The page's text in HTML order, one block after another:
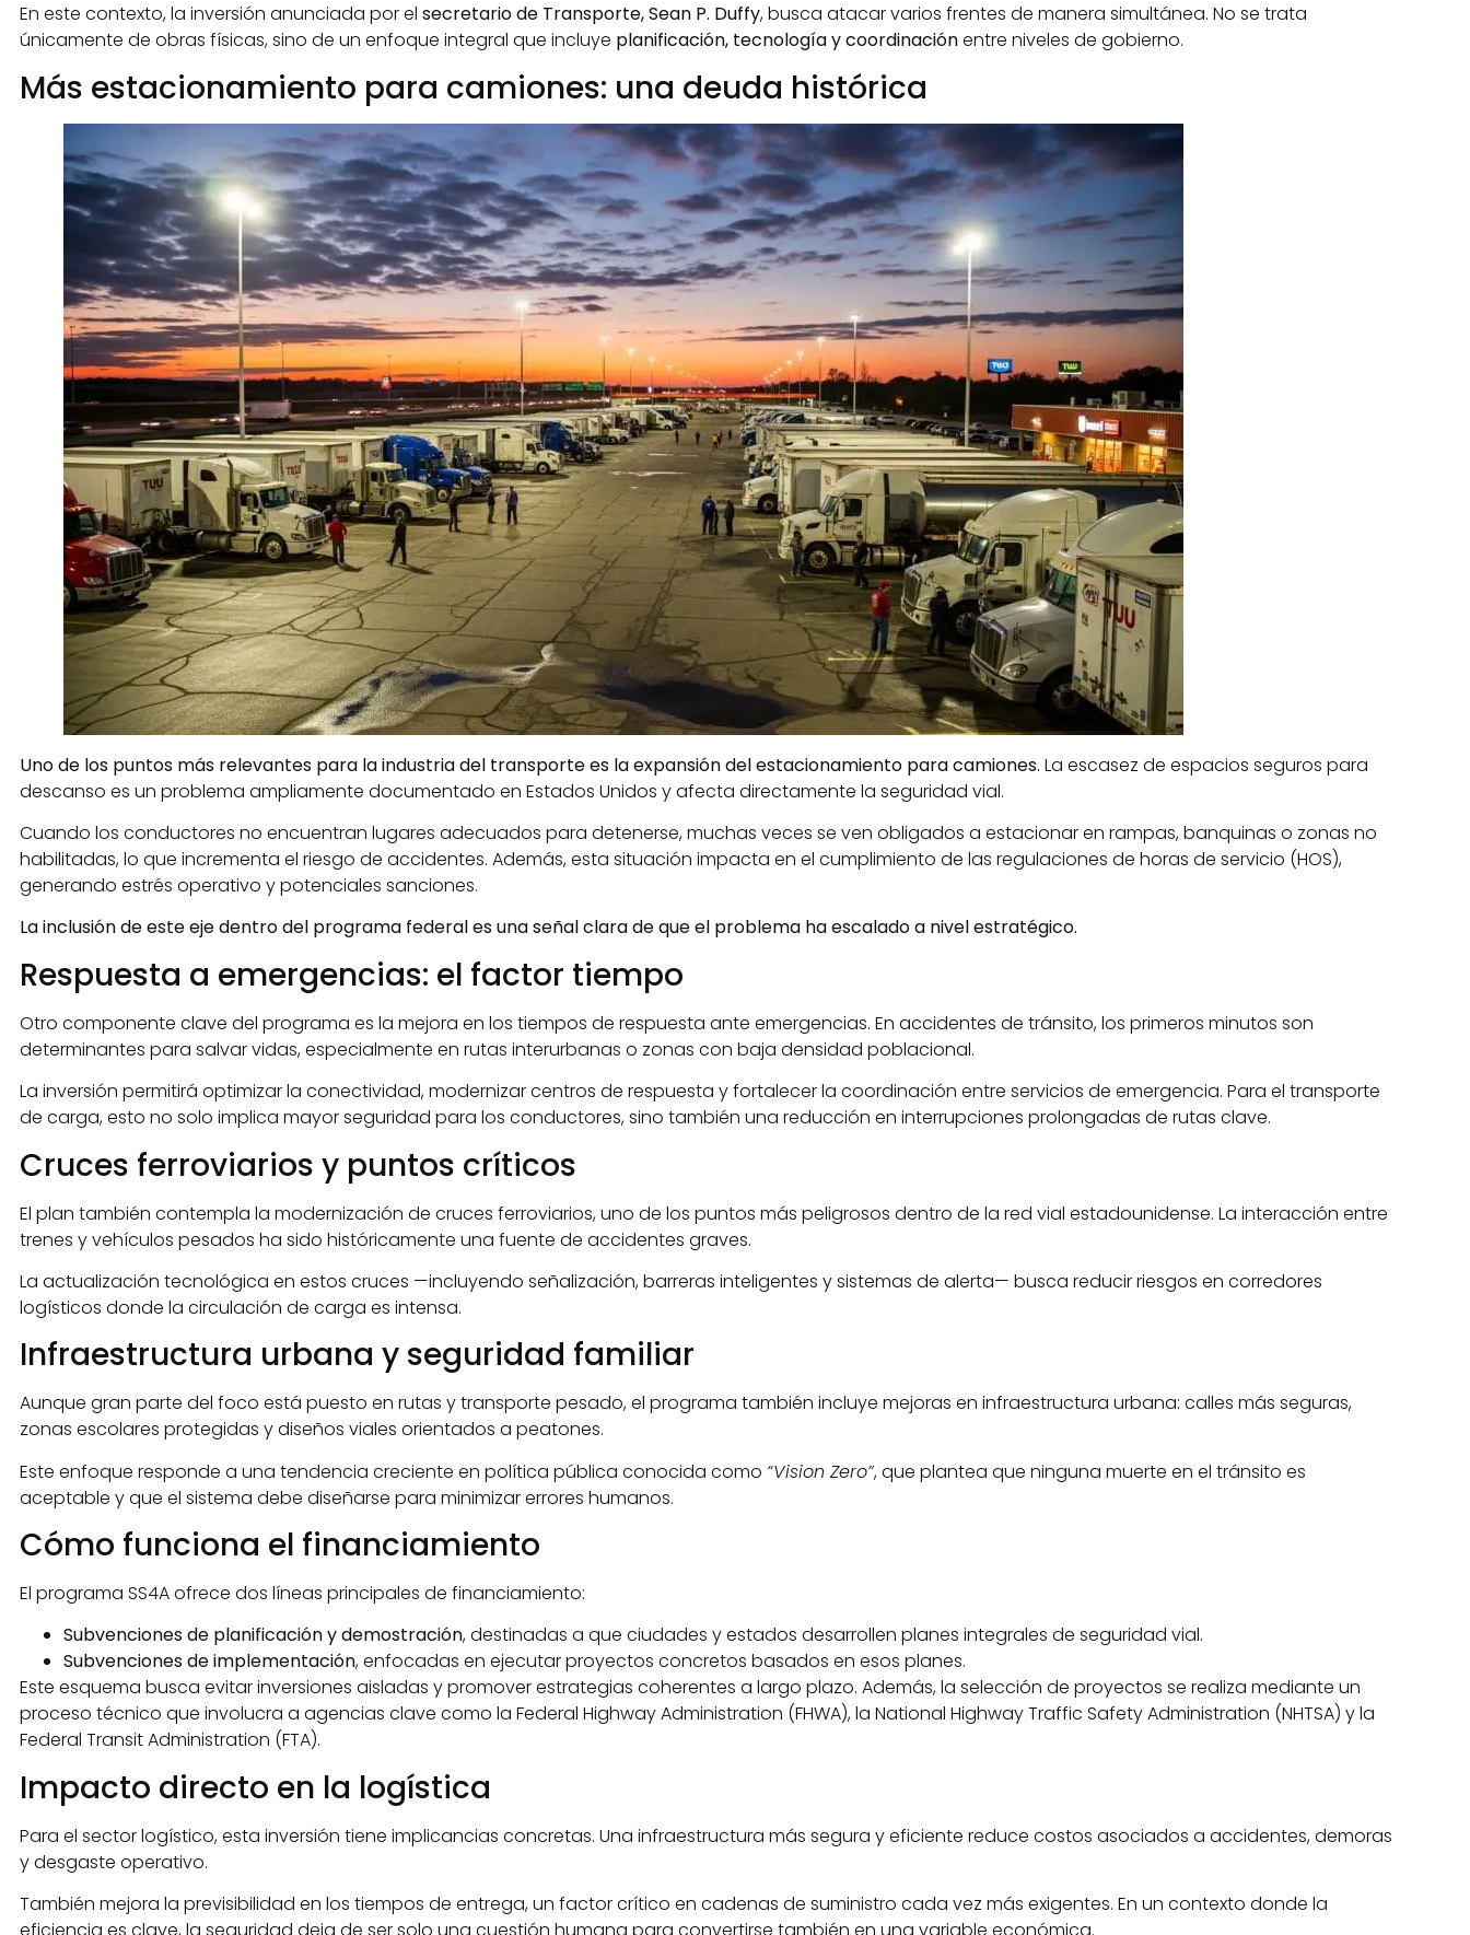
En este contexto, la inversión anunciada por el secretario de Transporte, Sean P. Duffy, busca atacar varios frentes de manera simultánea. No se trata
únicamente de obras físicas, sino de un enfoque integral que incluye planificación, tecnología y coordinaciónentre niveles de gobierno.
Más estacionamiento para camiones: una deuda histórica
Uno de los puntos más relevantes para la industria del transporte es la expansión del estacionamiento para camiones. La escasez de espacios seguros para
descanso es un problema ampliamente documentado en Estados Unidos y afecta directamente la seguridad vial.
Cuando los conductores no encuentran lugares adecuados para detenerse, muchas veces se ven obligados a estacionar en rampas, banquinas o zonas no
habilitadas, lo que incrementa el riesgo de accidentes. Además, esta situación impacta en el cumplimiento de las regulaciones de horas de servicio (HOS),
generando estrés operativo y potenciales sanciones.
La inclusión de este eje dentro del programa federal es una señal clara de que el problema ha escalado a nivel estratégico.
Respuesta a emergencias: el factor tiempo
Otro componente clave del programa es la mejora en los tiempos de respuesta ante emergencias. En accidentes de tránsito, los primeros minutos son
determinantes para salvar vidas, especialmente en rutas interurbanas o zonas con baja densidad poblacional.
La inversión permitirá optimizar la conectividad, modernizar centros de respuesta y fortalecer la coordinación entre servicios de emergencia. Para el transporte
de carga, esto no solo implica mayor seguridad para los conductores, sino también una reducción en interrupciones prolongadas de rutas clave.
Cruces ferroviarios y puntos críticos
El plan también contempla la modernización de cruces ferroviarios, uno de los puntos más peligrosos dentro de la red vial estadounidense. La interacción entre
trenes y vehículos pesados ha sido históricamente una fuente de accidentes graves.
La actualización tecnológica en estos cruces —incluyendo señalización, barreras inteligentes y sistemas de alerta— busca reducir riesgos en corredores
logísticos donde la circulación de carga es intensa.
Infraestructura urbana y seguridad familiar
Aunque gran parte del foco está puesto en rutas y transporte pesado, el programa también incluye mejoras en infraestructura urbana: calles más seguras,
zonas escolares protegidas y diseños viales orientados a peatones.
Este enfoque responde a una tendencia creciente en política pública conocida como “Vision Zero”, que plantea que ninguna muerte en el tránsito es
aceptable y que el sistema debe diseñarse para minimizar errores humanos.
Cómo funciona el financiamiento
El programa SS4A ofrece dos líneas principales de financiamiento:
Subvenciones de planificación y demostración, destinadas a que ciudades y estados desarrollen planes integrales de seguridad vial.
Subvenciones de implementación, enfocadas en ejecutar proyectos concretos basados en esos planes.
Este esquema busca evitar inversiones aisladas y promover estrategias coherentes a largo plazo. Además, la selección de proyectos se realiza mediante un
proceso técnico que involucra a agencias clave como la Federal Highway Administration (FHWA), la National Highway Traffic Safety Administration (NHTSA) y la
Federal Transit Administration (FTA).
Impacto directo en la logística
Para el sector logístico, esta inversión tiene implicancias concretas. Una infraestructura más segura y eficiente reduce costos asociados a accidentes, demoras
y desgaste operativo.
También mejora la previsibilidad en los tiempos de entrega, un factor crítico en cadenas de suministro cada vez más exigentes. En un contexto donde la